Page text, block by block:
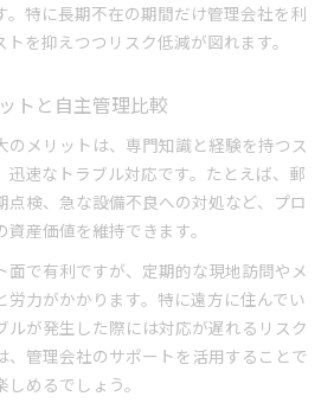
。特に長期不在の期間だけ管理会社を利
を抑えつつリスク低減が図れます。
トと自主管理比較
のメリットは、専門知識と経験を持つス
迅速なトラブル対応です。たとえば、郵
点検、急な設備不良への対処など、プロ
産価値を維持できます。
面で有利ですが、定期的な現地訪問やメ
労力がかかります。特に遠方に住んでい
ルが発生した際には対応が遅れるリスク
、管理会社のサポートを活用することで
めるでしょう。